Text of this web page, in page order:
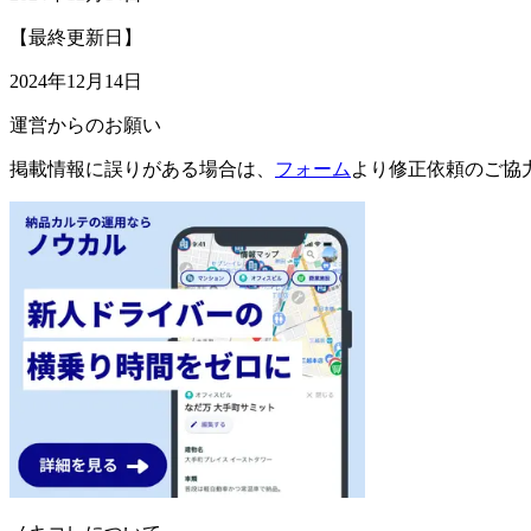
【最終更新日】
2024年12月14日
運営からのお願い
掲載情報に誤りがある場合は、 フォーム より修正依頼のご協